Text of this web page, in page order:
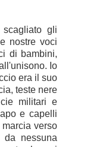
gli
nostre voci
di bambini,
Io
era il suo
teste nere
militari e
e capelli
verso
da nessuna